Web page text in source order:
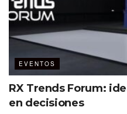
EVENTOS
RX Trends Forum:
en decisiones